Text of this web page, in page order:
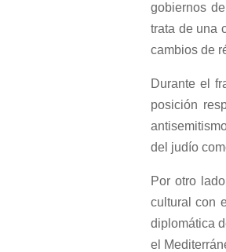
gobiernos
trata de una
cambios de
Durante el
posición
del judío
Por otro
cultural con
diplomática
el